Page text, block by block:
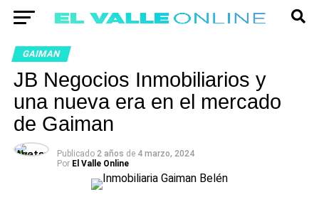
GAIMAN
JB Negocios Inmobiliarios y
una nueva era en el mercado
de Gaiman
Publicado 2 años de 4 marzo, 2024
Por El Valle Online